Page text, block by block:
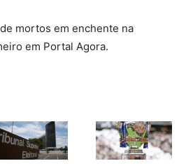
mortos em enchente na
em Portal Agora.